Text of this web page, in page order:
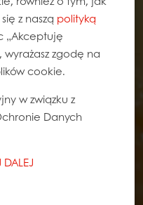
z naszą polityką
„Akceptuję
wyrażasz zgodę na
cookie.
w związku z
Danych
DALEJ